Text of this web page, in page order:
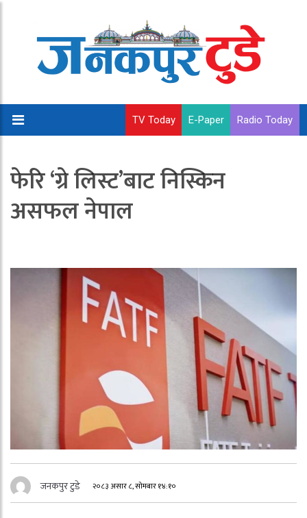
TV Today E-Paper Radio Today
फेरि ‘ग्रे लिस्ट’बाट निस्किन
असफल नेपाल
जनकपुर टुडे २०८३ असार ८, सोमबार १४:१०